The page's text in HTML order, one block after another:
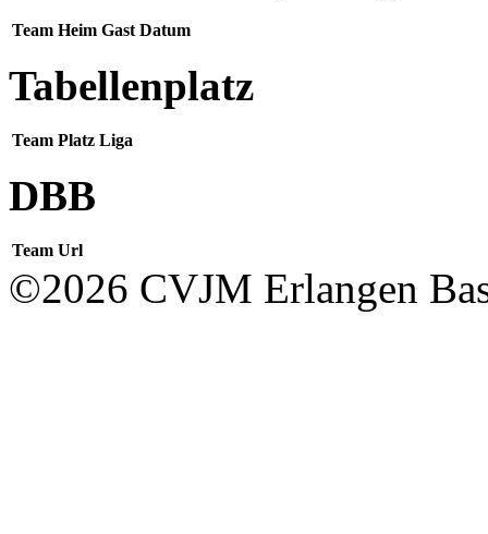
Team Heim Gast Datum
Tabellenplatz
Team Platz Liga
DBB
Team Url
©2026 CVJM Erlangen